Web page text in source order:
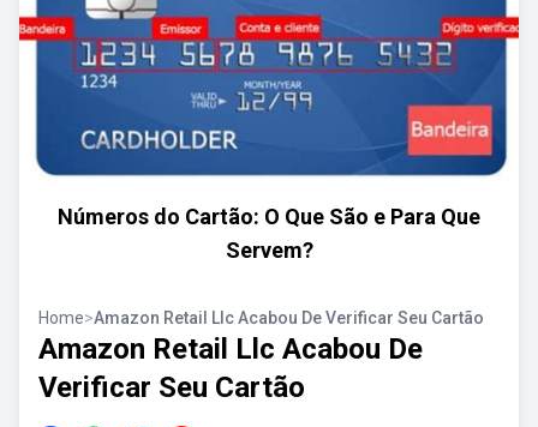
Números do Cartão: O Que São e Para Que
Servem?
Home>Amazon Retail Llc Acabou De Verificar Seu Cartão
Amazon Retail Llc Acabou De
Verificar Seu Cartão